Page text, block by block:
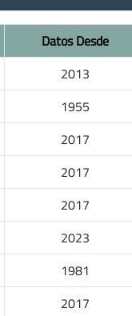
Datos Desde
2013
1955
2017
2017
2017
2023
1981
2017